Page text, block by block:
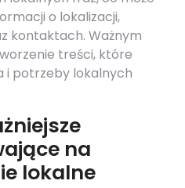
o lokalizacji,
kontaktach. Ważnym
treści, które
i potrzeby lokalnych
na
lokalne